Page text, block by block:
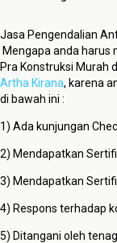
Jasa Pengendalian
Mengapa anda harus
Pra Konstruksi Murah
Artha Kirana, karena
di bawah ini :
1) Ada kunjungan
2) Mendapatkan
3) Mendapatkan
4) Respons terhadap
5) Ditangani oleh